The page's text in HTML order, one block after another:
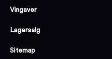
Vingaver
Lagersalg
Sitemap